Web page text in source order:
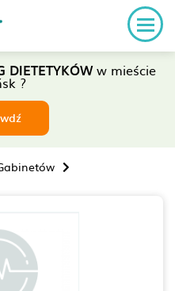
DIETETYKÓWw mieście
?